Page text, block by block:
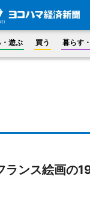
・遊ぶ 買う 暮らす
ランス絵画の